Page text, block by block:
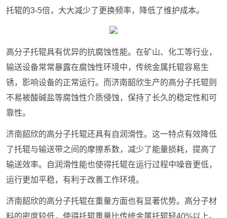
托辊的3-5倍，大大减少了更换频率，降低了维护成本。
高分子托辊具有优异的抗腐蚀性能。在矿山、化工等行业，
输送设备常常暴露在腐蚀性环境中，传统金属托辊容易生
锈，影响设备的正常运行。而济南韶欣生产的高分子托辊则
不易被酸碱盐等腐蚀性介质侵蚀，保持了长久的稳定性和可
靠性。
济南韶欣的高分子托辊还具有自润滑性。这一特点有效降低
了托辊与输送带之间的摩擦系数，减少了能量损耗，提高了
输送效率。自润滑性能也使得托辊在运行过程中噪音更低，
运行更加平稳，有利于改善工作环境。
济南韶欣的高分子托辊在重量方面也有显著优势。高分子材
料的密度较低，使得托辊重量比传统金属托辊轻40%以上。